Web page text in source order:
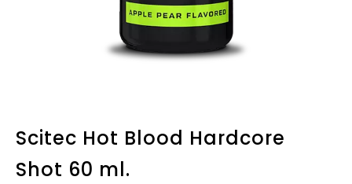
Scitec Hot Blood Hardcore
Shot 60 ml.